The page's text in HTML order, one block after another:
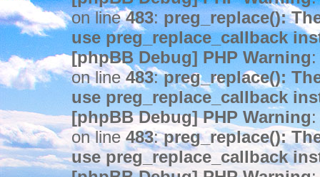
on line483: preg_replace():
use preg_replace_callback
[phpBB Debug] PHP Warning
on line483:preg_replace():
use preg_replace_callback
[phpBB Debug] PHP Warning
on line483:preg_replace():
use preg_replace_callback